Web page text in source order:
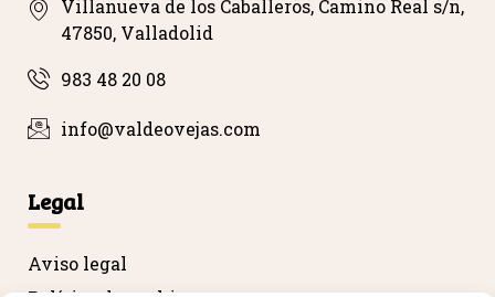
Villanueva de los Caballeros, Camino Real s/n,
47850, Valladolid
983 48 20 08
info@valdeovejas.com
Legal
Aviso legal